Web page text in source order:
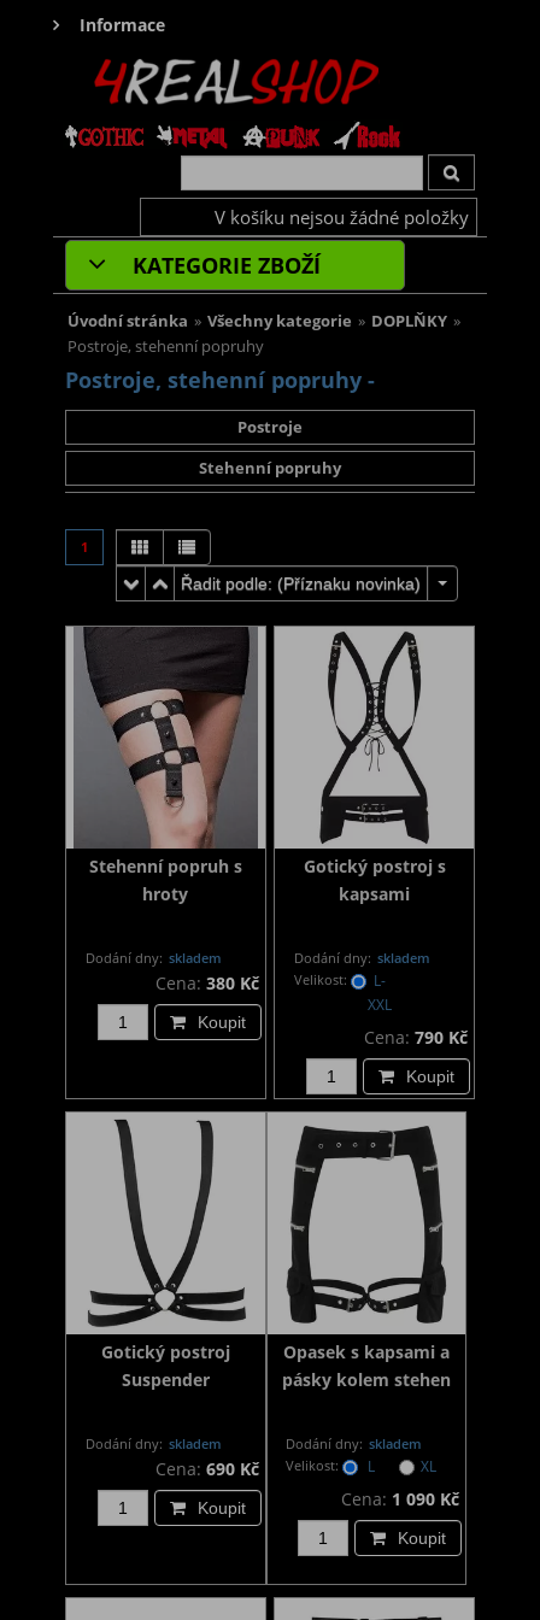
Informace
V košíku nejsou žádné položky
KATEGORIE ZBOŽÍ
Úvodní stránka » Všechny kategorie » DOPLŇKY »
Postroje, stehenní popruhy
Postroje, stehenní popruhy -
Postroje
Stehenní popruhy
1
Řadit podle: (Příznaku novinka)
Stehenní popruh s
hroty
Dodání dny: skladem
Cena: 380 Kč
Koupit
Gotický postroj s
kapsami
Dodání dny: skladem
Velikost:
L-
XXL
Cena: 790 Kč
Koupit
Gotický postroj
Suspender
Dodání dny: skladem
Cena: 690 Kč
Koupit
Opasek s kapsami a
pásky kolem stehen
Dodání dny: skladem
Velikost:
L XL
Cena: 1 090 Kč
Koupit